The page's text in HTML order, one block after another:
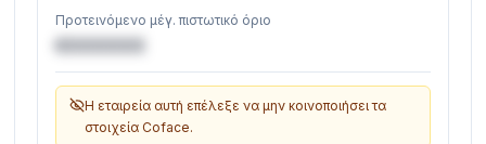
Προτεινόμενο μέγ. πιστωτικό όριο
€XXXXXX
Η εταιρεία αυτή επέλεξε να μην κοινοποιήσει τα
στοιχεία Coface.